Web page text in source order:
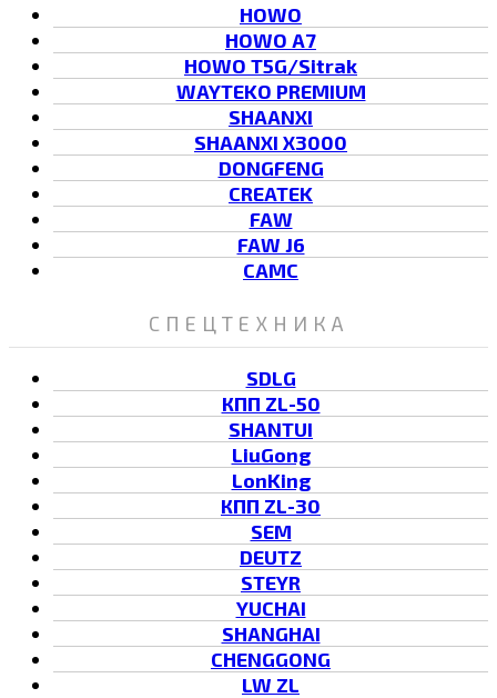
HOWO
HOWO A7
HOWO T5G/Sitrak
WAYTEKO PREMIUM
SHAANXI
SHAANXI X3000
DONGFENG
CREATEK
FAW
FAW J6
CAMC
СПЕЦТЕХНИКА
SDLG
КПП ZL-50
SHANTUI
LiuGong
LonKing
КПП ZL-30
SEM
DEUTZ
STEYR
YUCHAI
SHANGHAI
CHENGGONG
LW ZL